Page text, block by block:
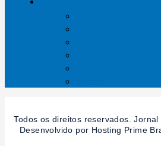
Todos os direitos reservados.
Desenvolvido por Hosting Prime